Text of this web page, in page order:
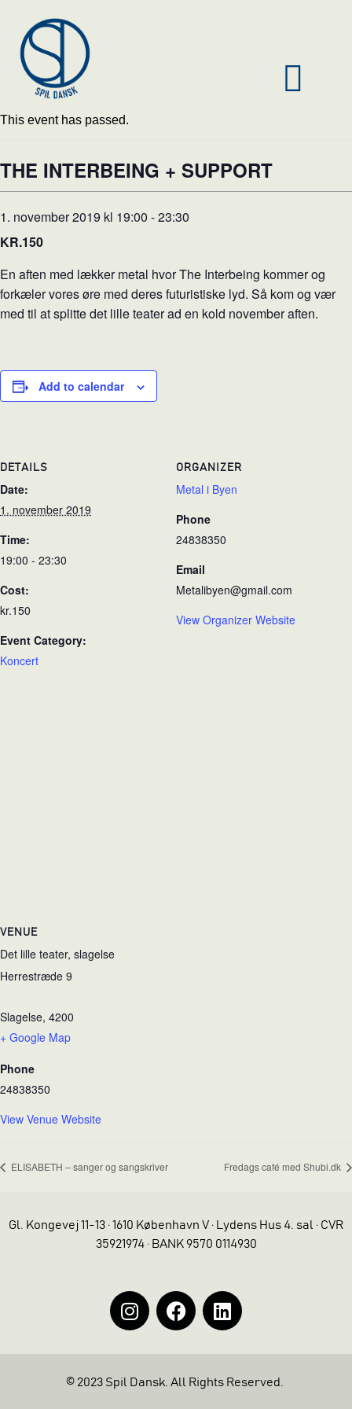
This event has passed.
THE INTERBEING + SUPPORT
1. november 2019 kl 19:00 -23:30
KR.150
En aften med lækker metal hvor The Interbeing kommer og
forkæler vores øre med deres futuristiske lyd. Så kom og vær
med til at splitte det lille teater ad en kold november aften.
Add to calendar
DETAILS
Date:
1. november 2019
Time:
19:00 - 23:30
Cost:
kr.150
Event Category:
Koncert
ORGANIZER
Metal i Byen
Phone
24838350
Email
Metalibyen@gmail.com
View Organizer Website
VENUE
Det lille teater, slagelse
Herrestræde 9
Slagelse, 4200
+ Google Map
Phone
24838350
View Venue Website
ELISABETH – sanger og sangskriver Fredags café med Shubi.dk
Gl. Kongevej 11-13 · 1610 København V · Lydens Hus 4. sal · CVR
35921974 · BANK 9570 0114930
© 2023 Spil Dansk. All Rights Reserved.